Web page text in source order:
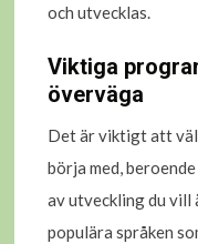
och utvecklas.
Viktiga
överväga
Det är viktigt att
börja med,
av utveckling du vill
populära språken